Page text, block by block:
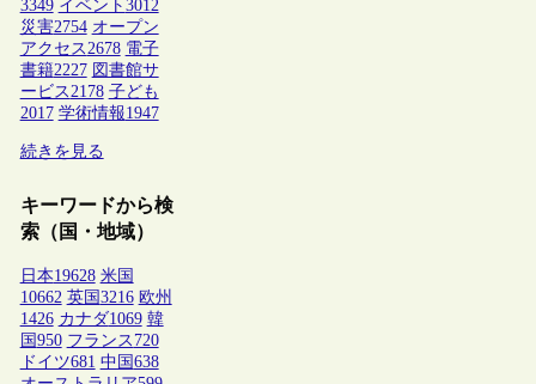
3349 イベント 3012
災害2754 オープン
アクセス2678 電子
書籍2227 図書館サ
ービス2178 子ども
2017 学術情報1947
続きを見る
キーワードから検
索（国・地域）
日本19628 米国
10662 英国 3216 欧州
1426 カナダ1069 韓
国 950 フランス 720
ドイツ681 中国 638